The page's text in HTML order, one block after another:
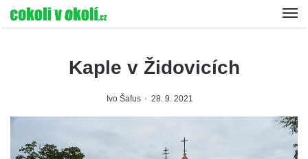
Kaple v Židovicích
Ivo Šafus 28. 9. 2021